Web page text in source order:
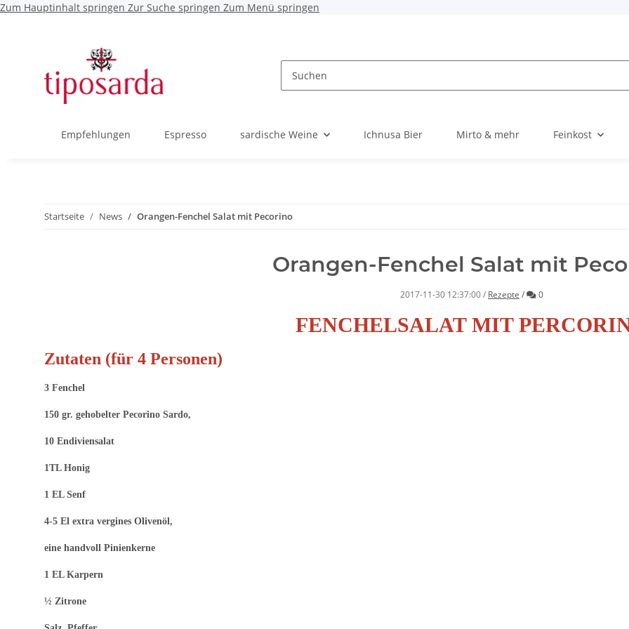
Zum Hauptinhalt springen Zur Suche springen Zum Menü springen
Empfehlungen Espresso sardische Weine Ichnusa Bier Mirto & mehr Feinkost
Startseite News Orangen-Fenchel Salat mit Pecorino
Orangen-Fenchel Salat mit
2017-11-30 12:37:00/ Rezepte / Kommentare
0
FENCHELSALAT MIT
Zutaten (für 4 Personen)
3 Fenchel
150 gr. gehobelter Pecorino Sardo,
10 Endiviensalat
1TL Honig
1 EL Senf
4-5 El extra vergines Olivenöl,
eine handvoll Pinienkerne
1 EL Karpern
½ Zitrone